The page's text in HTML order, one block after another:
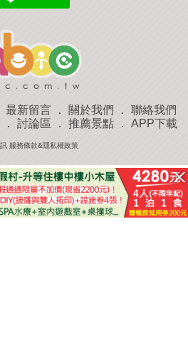
最新留言 ． 關於我們 ． 聯絡我們
． 討論區 ． 推薦景點． APP下載
服務條款&隱私權政策